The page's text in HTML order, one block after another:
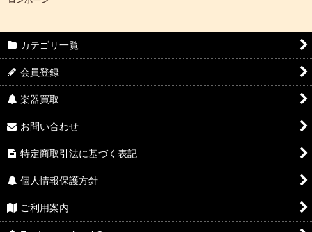
カテゴリ一覧
会員登録
楽器買取
お問い合わせ
特定商取引法に基づく表記
個人情報保護方針
ご利用案内